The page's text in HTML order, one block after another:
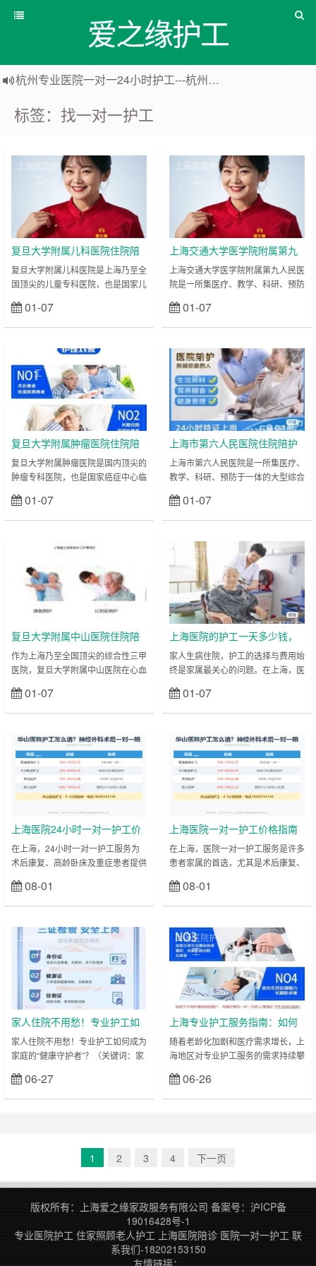
爱之缘护工
杭州专业医院一对一24小时护工---杭州爱之缘护工 18202153150
标签：找一对一护工
上海医院护
复旦大学附属儿科医院住院陪
护陪诊-医院护工服务
复旦大学附属儿科医院是上海乃至全
国顶尖的儿童专科医院，也是国家儿
科、罕见病诊治、新生儿重症监护等
领域具备强大的医疗实力，承担着各
重症儿童的救治任务。儿童患者由于
年龄小、表达能力弱，且对医院环境
易产生恐惧心理，护理工作不仅需要
专业的技能，更需要足够的耐心与爱
心，其护理难度远高于成人患者。比
如新生儿患者（尤其是早产儿、低体
重儿）的喂养、黄……
01-07
上海医院护
上海交通大学医学院附属第九
人民医院住院陪护陪诊-医院护
工服务
上海交通大学医学院附属第九人民医
院是一所集医疗、教学、科研、预防
腔科、眼科、整形外科为核心特色，
其中口腔科是国家临床重点专科，在
等领域处于国内领先水平；整形外科
更是被誉为“中国整形外科的摇篮”，
在整形美容、畸形修复等方面享有国
际声誉；眼科在白内障、青光眼、眼
底病等诊治方面也具备强大的医疗实
力。每天，来自全国各地乃至海外的
患者慕名而来……
01-07
工
复旦大学附属肿瘤医院住院陪
护陪诊-医院护工服务
复旦大学附属肿瘤医院是国内顶尖的
肿瘤专科医院，也是国家癌症中心临
理科、乳腺外科等领域实力雄厚，尤
其在肺癌、乳腺癌、胃癌、肠癌等常
于国内领先水平，承担着大量肿瘤患
者的治疗过程往往漫长且复杂，化
疗、放疗、手术等多种治疗方式相结
合是常见的诊疗方案，而这些治疗方
患者的心理状态也……
01-07
上海医院护
工
上海市第六人民医院住院陪护
陪诊-医院护工服务
上海市第六人民医院是一所集医疗、
教学、科研、预防于一体的大型综合
运动医学科是医院的核心特色专科，
骨科更是入选国家临床重点专科，在
复、人工关节置换、脊柱外科、运动
损伤修复等方面积累了丰富的临床经
验，每年吸引大量来自全国各地的骨
科患者就诊。同时，医院的内分泌科
在糖尿病及其并发症的诊治方面处于
国内先进水平，接收的糖尿病足、糖
尿病肾病等并发症……
01-07
上海医院护
工
复旦大学附属中山医院住院陪
护陪诊-医院护工服务
作为上海乃至全国顶尖的综合性三甲
医院，复旦大学附属中山医院在心血
多个专科领域均处于国内领先水平，
其心血管内科更是入选国家临床重点
脏瓣膜置换手术数量位居全国前列。
每天，来自全国各地的患者慕名而
来，医院门诊量、住院量常年居高不
下，其中不乏需要长期住院治疗的重
症患者、术后康复患者。对于心血管
病患者而言，术后不仅需要严格监测
心率、血压等……
01-07
上海医院护
工
上海医院的护工一天多少钱，
用医院的护工还是网约护工？
家人生病住院，护工的选择与费用始
终是家属最关心的问题。在上海，医
确差异，服务质量也各有特点，理清
其中关键能让照护更省心、更放心。
按服务模式分档定价，一对多服务
（即一名护工照护多名患者）价格在
150-270元/天，适合病情稳定、仅
需基础照料的患者；一对一全天陪护
价格约300元/天，针对行动不便或需
重点照护的患者。而网约护工价格相
对统……
01-07
上海医院护
工
上海医院24小时一对一护工价
格指南（2025年最新）
在上海，24小时一对一护工服务为
术后康复、高龄卧床及重症患者提供
医院级别和服务内容而异。以下是当
前市场行情及实用建议： 一、24小
房：260–350元/天（含基础生活照
料、体位调整、喂药等） 重症/术后
监护：320–450元/天（含翻身扣
背、管路护理、康复训练等） 分级
定价示例： 护理类型 价格（元/天）
服务内……
08-01
上海医院护
工
上海医院一对一护工价格指南
（2025年最新）
在上海，医院一对一护工服务是许多
患者家属的首选，尤其是术后康复、
价格因医院等级、护理难度和服务时
长不同而有所差异。以下是2025年
择建议。 一、上海医院一对一护工
收费标准 三甲医院护工价格 基础费
用：260-350元/天（24小时陪护）
分级收费（部分医院按护理难度调
整）： 轻度护理（可部分自理）：
260-300元/天 中……
08-01
上海医院护
工
家人住院不用愁！专业护工如
何成为家庭的“健康守护者”？
家人住院不用愁！专业护工如何成为
家庭的“健康守护者”？（关键词：家
守护、上海） 当家人因病住院，许
多家庭面临护理难题：既要兼顾工作
他们用专业与贴心服务，为患者康复
护航，也让家属重拾生活节奏。本文
将从家庭支持的角度，解析护工服务
队，……
06-27
上海医院护
工
上海专业护工服务指南：如何
选择优质护工公司？爱之缘家
政护工18202153150排名前
列！
随着老龄化加剧和医疗需求增长，上
海地区对专业护工服务的需求持续攀
术后康复，一对一护工已成为众多家
庭的迫切需求。但面对市场上参差不
一的专业护工公司——爱之缘家政护
升患者护理质量！ 一、上海护工服
在上海……
06-26
1 2 3 4 下一页
版权所有：上海爱之缘家政服务有限公司 备案号： 沪ICP备
19016428号-1
专业医院护工 住家照顾老人护工 上海医院陪诊 医院一对一护工 联
系我们-18202153150